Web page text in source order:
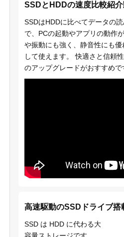
SSDとHDDの速度比較紹
SSDはHDDに比べてデータの
で、PCの起動やアプリの動作
や振動にも強く、静音性にも
して使えます。 快適さと信頼
のアップグレードがおすすめで
高速駆動のSSDドライブ搭
SSD は HDD に代わる大